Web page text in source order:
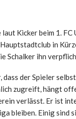
laut Kicker beim 1.
in
Schalker ihn
der Spieler
zugreift, hängt
verlässt. Er ist
bleiben. Einig sind